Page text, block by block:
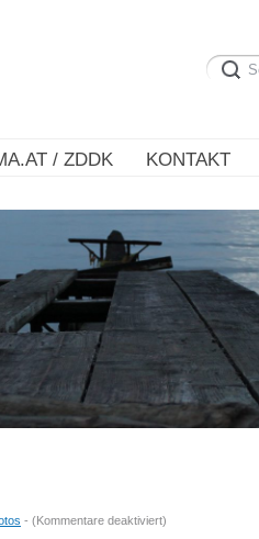
/ ZDDK KONTAKT
- (Kommentare deaktiviertfür
)